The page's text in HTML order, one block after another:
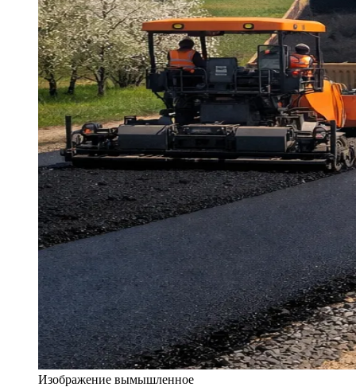
Изображение вымышленное